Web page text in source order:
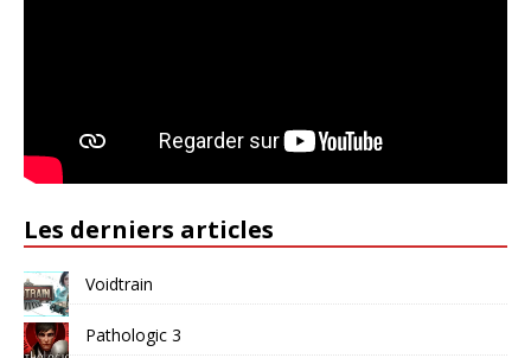
Les derniers articles
Voidtrain
Pathologic 3